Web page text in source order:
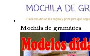
Mochila de gramática